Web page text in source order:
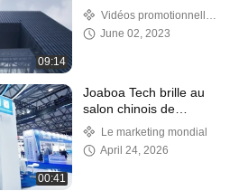
09:14
et de toiture intégré
Vidéos promotionnelles
de société
June 02, 2023
00:41
Joaboa Tech brille au
salon chinois de
l'étanchéité 2025 !
Le marketing mondial
April 24, 2026